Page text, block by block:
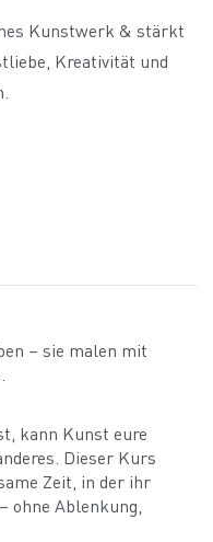
Kunstwerk & stärkt
Kreativität und
– sie malen mit
kann Kunst eure
Dieser Kurs
Zeit, in der ihr
ohne Ablenkung,